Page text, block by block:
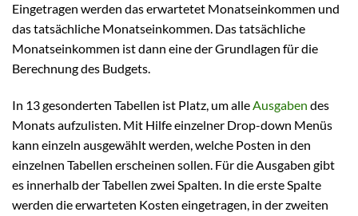
Eingetragen werden das erwartetet Monatseinkommen und
das tatsächliche Monatseinkommen. Das tatsächliche
Monatseinkommen ist dann eine der Grundlagen für die
Berechnung des Budgets.
In 13 gesonderten Tabellen ist Platz, um alleAusgaben des
Monats aufzulisten. Mit Hilfe einzelner Drop-down Menüs
kann einzeln ausgewählt werden, welche Posten in den
einzelnen Tabellen erscheinen sollen. Für die Ausgaben gibt
es innerhalb der Tabellen zwei Spalten. In die erste Spalte
werden die erwarteten Kosten eingetragen, in der zweiten